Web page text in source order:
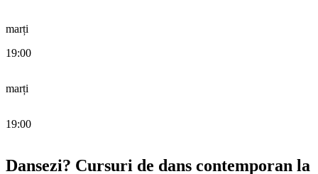
marți
19:00
marți
19:00
Dansezi? Cursuri de dans contemporan la